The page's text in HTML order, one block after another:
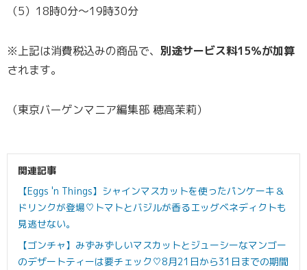
（5）18時0分～19時30分
※上記は消費税込みの商品で、 別途サービス料15％が加算
されます。
（東京バーゲンマニア編集部 穂高茉莉）
関連記事
【Eggs 'n Things】シャインマスカットを使ったパンケーキ＆
ドリンクが登場♡トマトとバジルが香るエッグベネディクトも
見逃せない。
【ゴンチャ】みずみずしいマスカットとジューシーなマンゴー
のデザートティーは要チェック♡8月21日から31日までの期間